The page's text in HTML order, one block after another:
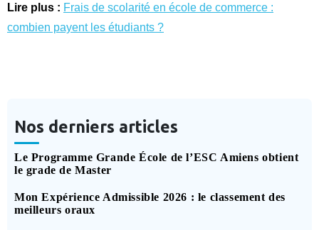
Lire plus : Frais de scolarité en école de commerce :
combien payent les étudiants ?
Nos derniers articles
Le Programme Grande École de l’ESC Amiens obtient
le grade de Master
Mon Expérience Admissible 2026 : le classement des
meilleurs oraux